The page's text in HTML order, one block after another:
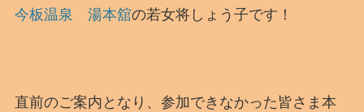
今板温泉 湯本舘の若女将しょう子です！
直前のご案内となり、参加できなかった皆さま本